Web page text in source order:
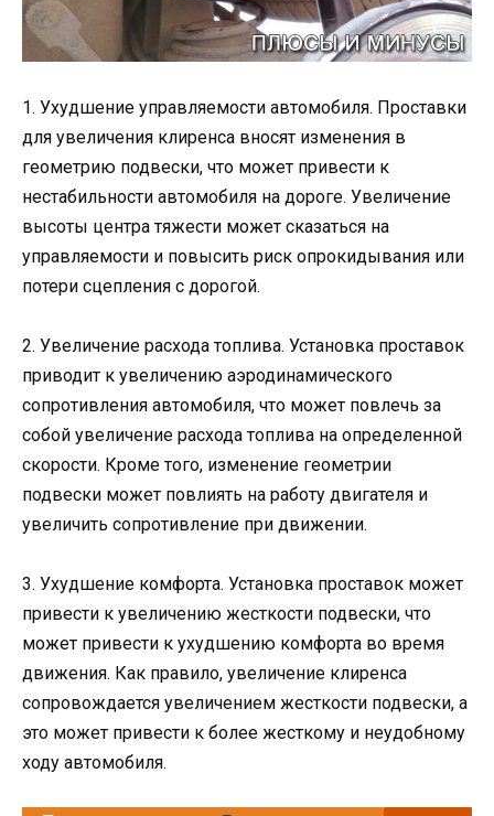
1. Ухудшение управляемости автомобиля. Проставки
для увеличения клиренса вносят изменения в
геометрию подвески, что может привести к
нестабильности автомобиля на дороге. Увеличение
высоты центра тяжести может сказаться на
управляемости и повысить риск опрокидывания или
потери сцепления с дорогой.
2. Увеличение расхода топлива. Установка проставок
приводит к увеличению аэродинамического
сопротивления автомобиля, что может повлечь за
собой увеличение расхода топлива на определенной
скорости. Кроме того, изменение геометрии
подвески может повлиять на работу двигателя и
увеличить сопротивление при движении.
3. Ухудшение комфорта. Установка проставок может
привести к увеличению жесткости подвески, что
может привести к ухудшению комфорта во время
движения. Как правило, увеличение клиренса
сопровождается увеличением жесткости подвески, а
это может привести к более жесткому и неудобному
ходу автомобиля.